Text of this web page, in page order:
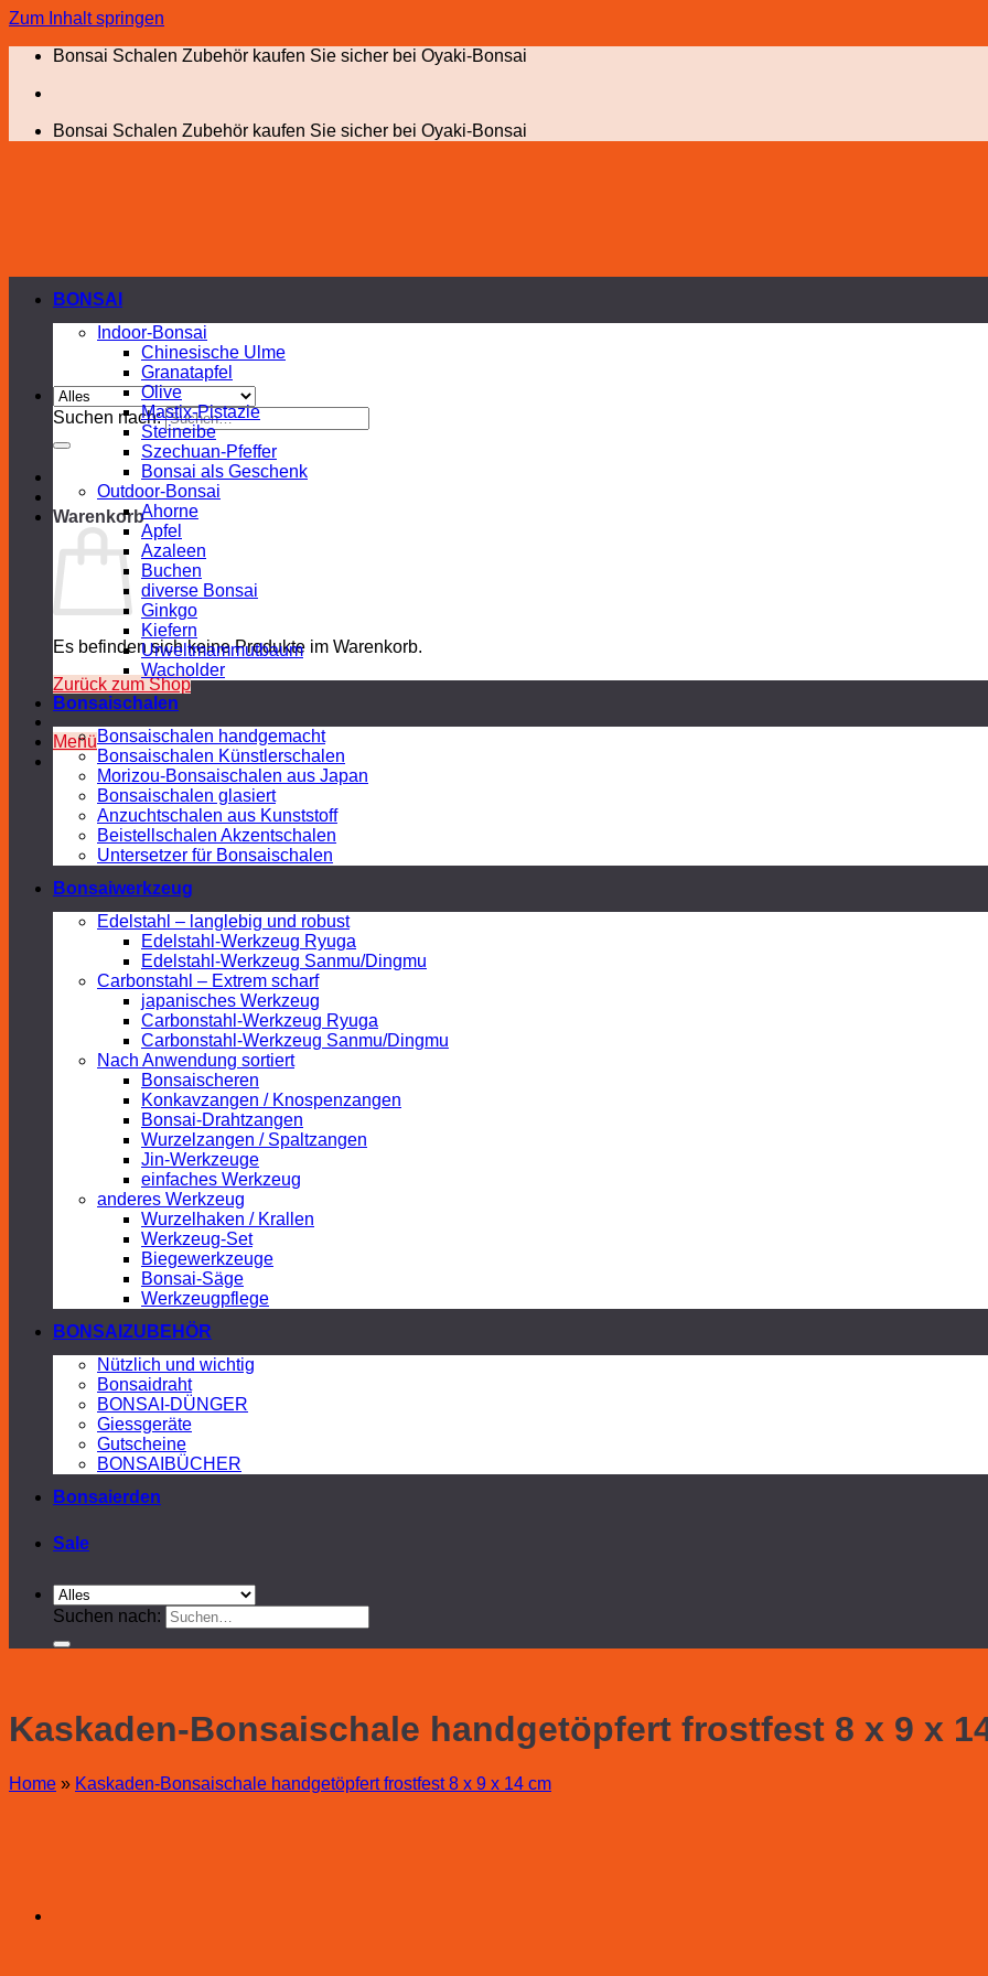
Zum Inhalt springen
Bonsai Schalen Zubehör kaufen Sie sicher bei Oyaki-Bonsai
Bonsai Schalen Zubehör kaufen Sie sicher bei Oyaki-Bonsai
Suchen nach:
Warenkorb
Es befinden sich keine Produkte im Warenkorb.
Zurück zum Shop
Menü
BONSAI
Indoor-Bonsai
Chinesische Ulme
Granatapfel
Olive
Mastix-Pistazie
Steineibe
Szechuan-Pfeffer
Bonsai als Geschenk
Outdoor-Bonsai
Ahorne
Apfel
Azaleen
Buchen
diverse Bonsai
Ginkgo
Kiefern
Urweltmammutbaum
Wacholder
Bonsaischalen
Bonsaischalen handgemacht
Bonsaischalen Künstlerschalen
Morizou-Bonsaischalen aus Japan
Bonsaischalen glasiert
Anzuchtschalen aus Kunststoff
Beistellschalen Akzentschalen
Untersetzer für Bonsaischalen
Bonsaiwerkzeug
Edelstahl – langlebig und robust
Edelstahl-Werkzeug Ryuga
Edelstahl-Werkzeug Sanmu/Dingmu
Carbonstahl – Extrem scharf
japanisches Werkzeug
Carbonstahl-Werkzeug Ryuga
Carbonstahl-Werkzeug Sanmu/Dingmu
Nach Anwendung sortiert
Bonsaischeren
Konkavzangen / Knospenzangen
Bonsai-Drahtzangen
Wurzelzangen / Spaltzangen
Jin-Werkzeuge
einfaches Werkzeug
anderes Werkzeug
Wurzelhaken / Krallen
Werkzeug-Set
Biegewerkzeuge
Bonsai-Säge
Werkzeugpflege
BONSAIZUBEHÖR
Nützlich und wichtig
Bonsaidraht
BONSAI-DÜNGER
Giessgeräte
Gutscheine
BONSAIBÜCHER
Bonsaierden
Sale
Suchen nach:
Kaskaden-Bonsaischale handgetöpfert frostfest 8 x 9 x
Home » Kaskaden-Bonsaischale handgetöpfert frostfest 8 x 9 x 14 cm